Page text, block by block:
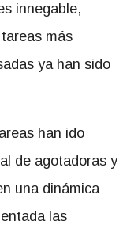
innegable,
más
ya han sido
han ido
de agotadoras y
una dinámica
las